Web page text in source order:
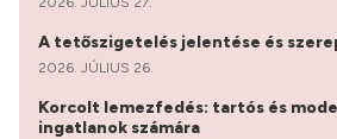
A tetőszigetelés jelentése és
2026. JÚLIUS 26.
Korcolt lemezfedés: tartós és
ingatlanok számára